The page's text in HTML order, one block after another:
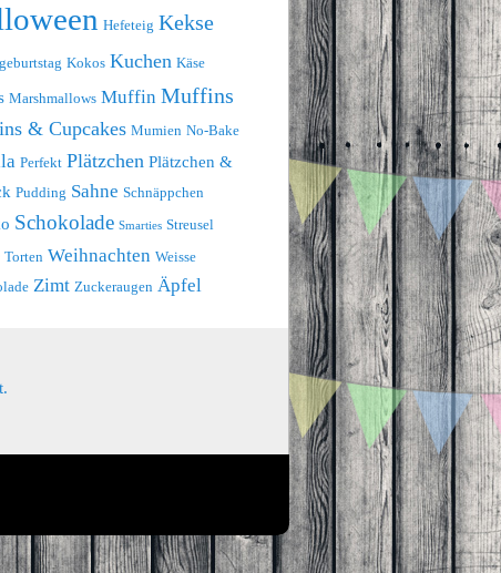
Hefeteig Kekse
Kokos Kuchen Käse
Marshmallows Muffin Muffins
& Cupcakes Mumien No-Bake
Perfekt Plätzchen Plätzchen &
Pudding Sahne Schnäppchen
Schokolade Smarties Streusel
Torten Weihnachten Weisse
Zimt Zuckeraugen Äpfel